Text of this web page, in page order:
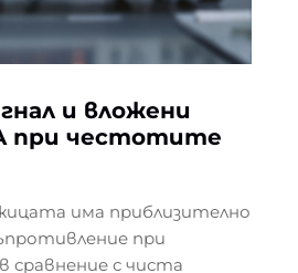
и вложени
при честотите
има приблизително
при
сравнение с чиста